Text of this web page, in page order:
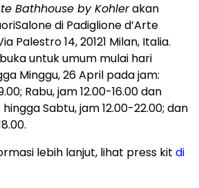
Bathhouse by Kohlerakan
di Padiglione d’Arte
Palestro 14, 20121 Milan, Italia.
untuk umum mulai hari
Minggu, 26 April pada jam:
Rabu, jam 12.00-16.00 dan
Sabtu, jam 12.00-22.00; dan
lebih lanjut, lihat press kit di